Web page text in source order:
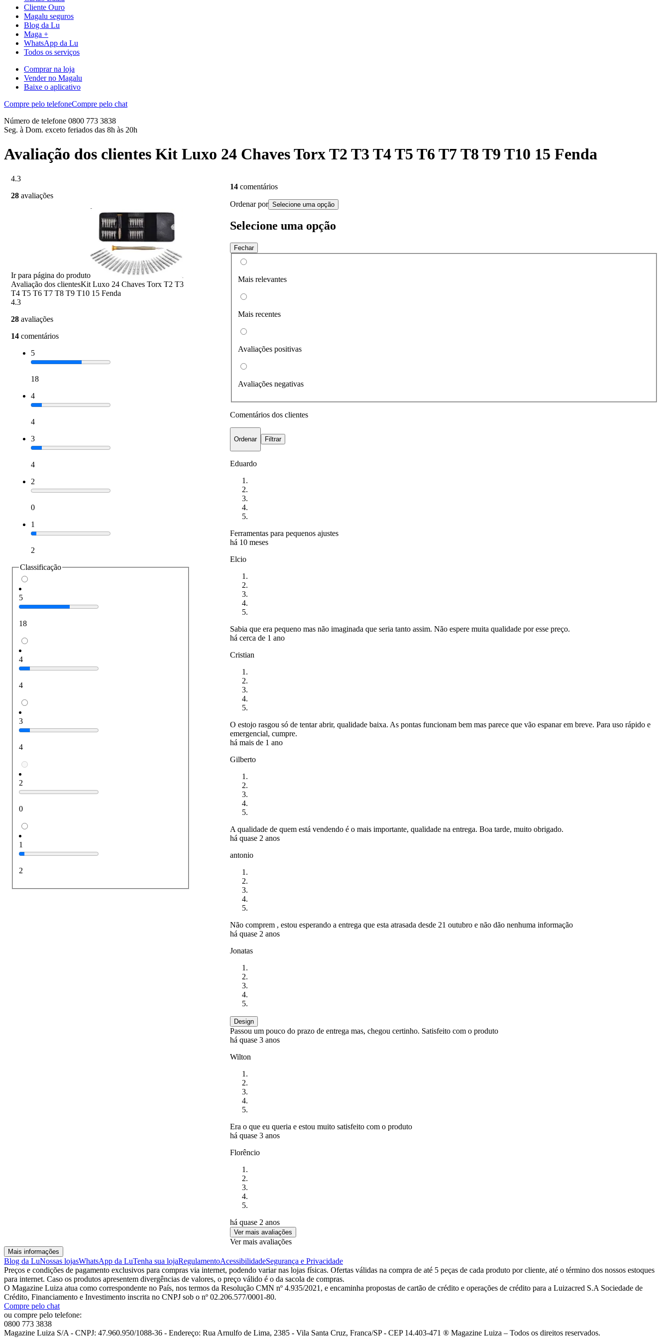
Cliente Ouro
Magalu seguros
Blog da Lu
Maga +
WhatsApp da Lu
Todos os serviços
Comprar na loja
Vender no Magalu
Baixe o aplicativo
Compre pelo telefoneCompre pelo chat
Número de telefone 0800 773 3838
Seg. à Dom. exceto feriados das 8h às 20h
Avaliação dos clientes Kit Luxo 24 Chaves Torx T2 T3 T4 T5 T6 T7 T8 T9 T10 15 Fenda
4.3
28 avaliações
Ir para página do produto
Avaliação dos clientesKit Luxo 24 Chaves Torx T2 T3
T4 T5 T6 T7 T8 T9 T10 15 Fenda
4.3
28 avaliações
14 comentários
5
18
4
4
3
4
2
0
1
2
Classificação
5
18
4
4
3
4
2
0
1
2
14 comentários
Ordenar por Selecione uma opção
Selecione uma opção
Fechar
Mais relevantes
Mais recentes
Avaliações positivas
Avaliações negativas
Comentários dos clientes
Ordenar Filtrar
Eduardo
Ferramentas para pequenos ajustes
há 10 meses
Elcio
Sabia que era pequeno mas não imaginada que seria tanto assim. Não espere muita qualidade por esse preço.
há cerca de 1 ano
Cristian
O estojo rasgou só de tentar abrir, qualidade baixa. As pontas funcionam bem mas parece que vão espanar em breve. Para uso rápido e
emergencial, cumpre.
há mais de 1 ano
Gilberto
A qualidade de quem está vendendo é o mais importante, qualidade na entrega. Boa tarde, muito obrigado.
há quase 2 anos
antonio
Não comprem , estou esperando a entrega que esta atrasada desde 21 outubro e não dão nenhuma informação
há quase 2 anos
Jonatas
Design
Passou um pouco do prazo de entrega mas, chegou certinho. Satisfeito com o produto
há quase 3 anos
Wilton
Era o que eu queria e estou muito satisfeito com o produto
há quase 3 anos
Florêncio
há quase 2 anos
Ver mais avaliações
Ver mais avaliações
Mais informações
Blog da LuNossas lojasWhatsApp da LuTenha sua lojaRegulamentoAcessibilidadeSegurança e Privacidade
Preços e condições de pagamento exclusivos para compras via internet, podendo variar nas lojas físicas. Ofertas válidas na compra de até 5 peças de cada produto por cliente, até o término dos nossos estoques
para internet. Caso os produtos apresentem divergências de valores, o preço válido é o da sacola de compras.
O Magazine Luiza atua como correspondente no País, nos termos da Resolução CMN nº 4.935/2021, e encaminha propostas de cartão de crédito e operações de crédito para a Luizacred S.A Sociedade de
Crédito, Financiamento e Investimento inscrita no CNPJ sob o nº 02.206.577/0001-80.
Compre pelo chat
ou compre pelo telefone:
0800 773 3838
Magazine Luiza S/A - CNPJ: 47.960.950/1088-36 - Endereço: Rua Arnulfo de Lima, 2385 - Vila Santa Cruz, Franca/SP - CEP 14.403-471 ® Magazine Luiza – Todos os direitos reservados.